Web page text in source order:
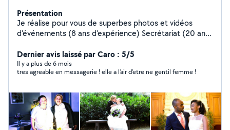
Présentation
Je réalise pour vous de superbes photos et vidéos
d'événements (8 ans d'expérience) Secrétariat (20 ans
Sitter (3 ans expérience)
Dernier avis laissé par Caro : 5/5
Il y a plus de 6 mois
tres agreable en messagerie ! elle a l'air d'etre ne gentil femme !